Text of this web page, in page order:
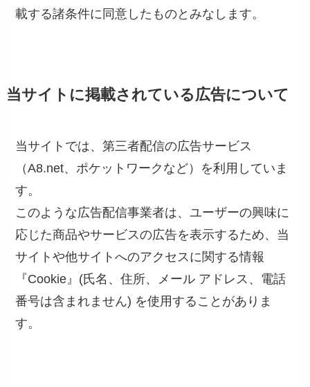
載する諸条件に同意したものとみなします。
当サイトに掲載されている広告について
当サイトでは、第三者配信の広告サービス
（A8.net、ポケットワークなど）を利用していま
す。
このような広告配信事業者は、ユーザーの興味に
応じた商品やサービスの広告を表示するため、当
サイトや他サイトへのアクセスに関する情報
『Cookie』(氏名、住所、メール アドレス、電話
番号は含まれません) を使用することがありま
す。